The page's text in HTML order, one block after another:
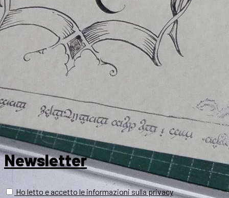
Newsletter
Ho letto e accetto le informazioni sulla privacy